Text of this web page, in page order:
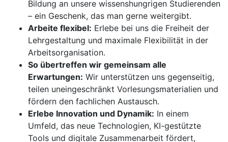
Bildung an unsere wissenshungrigen Studierenden
– ein Geschenk, das man gerne weitergibt.
Arbeite flexibel: Erlebe bei uns die Freiheit der
Lehrgestaltung und maximale Flexibilität in der
Arbeitsorganisation.
So übertreffen wir gemeinsam alle
Erwartungen: Wir unterstützen uns gegenseitig,
teilen uneingeschränkt Vorlesungsmaterialien und
fördern den fachlichen Austausch.
Erlebe Innovation und Dynamik: In einem
Umfeld, das neue Technologien, KI-gestützte
Tools und digitale Zusammenarbeit fördert,